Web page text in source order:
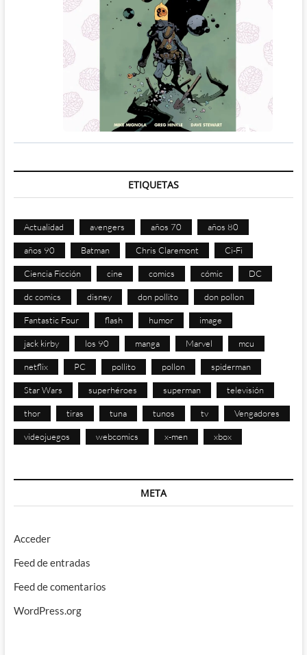
ETIQUETAS
Actualidad avengers años 70 años 80
años 90 Batman Chris Claremont Ci-Fi
Ciencia Ficción cine comics cómic DC
dc comics disney don pollito don pollon
Fantastic Four flash humor image
jack kirby los 90 manga Marvel mcu
netflix PC pollito pollon spiderman
Star Wars superhéroes superman televisión
thor tiras tuna tunos tv Vengadores
videojuegos webcomics x-men xbox
META
Acceder
Feed de entradas
Feed de comentarios
WordPress.org